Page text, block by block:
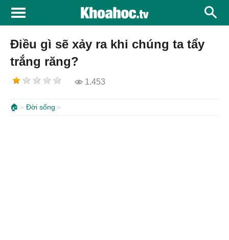
Điều gì sẽ xảy ra khi chúng ta tẩy
trắng răng?
1.453
🏠 Đời sống